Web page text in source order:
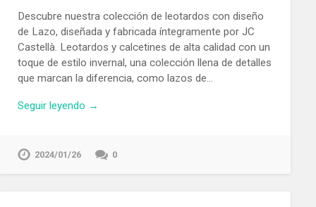
Descubre nuestra colección de leotardos con diseño
de Lazo, diseñada y fabricada íntegramente por JC
Castellà. Leotardos y calcetines de alta calidad con un
toque de estilo invernal, una colección llena de detalles
que marcan la diferencia, como lazos de…
Seguir leyendo →
2024/01/26 0